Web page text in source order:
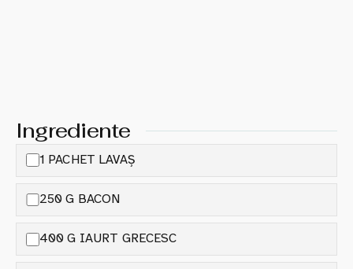
Ingrediente
1 PACHET LAVAȘ
250 G BACON
400 G IAURT GRECESC